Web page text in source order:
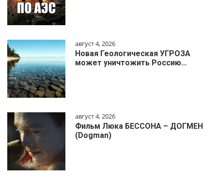
август 4, 2026
Новая Геологическая УГРОЗА
может уничтожить Россию…
август 4, 2026
Фильм Люка БЕССОНА – ДОГМЕН
(Dogman)